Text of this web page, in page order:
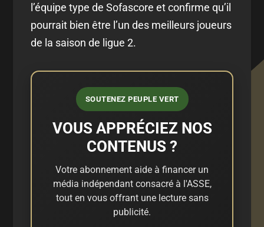
l’équipe type de Sofascore et confirme qu’il
pourrait bien être l’un des meilleurs joueurs
de la saison de ligue 2.
SOUTENEZ PEUPLE VERT
VOUS APPRÉCIEZ NOS
CONTENUS ?
Votre abonnement aide à financer un
média indépendant consacré à l'ASSE,
tout en vous offrant une lecture sans
publicité.